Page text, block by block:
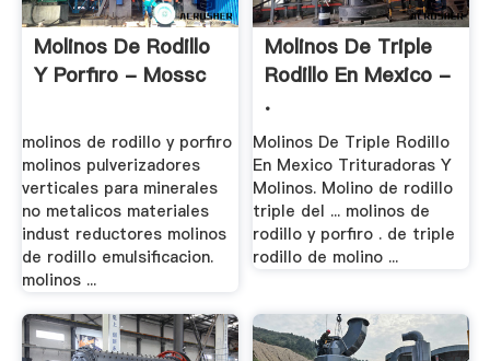
Molinos De Rodillo
Y Porfiro - Mossc
molinos de rodillo y porfiro
molinos pulverizadores
verticales para minerales
no metalicos materiales
indust reductores molinos
de rodillo emulsificacion.
molinos ...
Molinos De Triple
Rodillo En Mexico -
.
Molinos De Triple Rodillo
En Mexico Trituradoras Y
Molinos. Molino de rodillo
triple del ... molinos de
rodillo y porfiro . de triple
rodillo de molino ...